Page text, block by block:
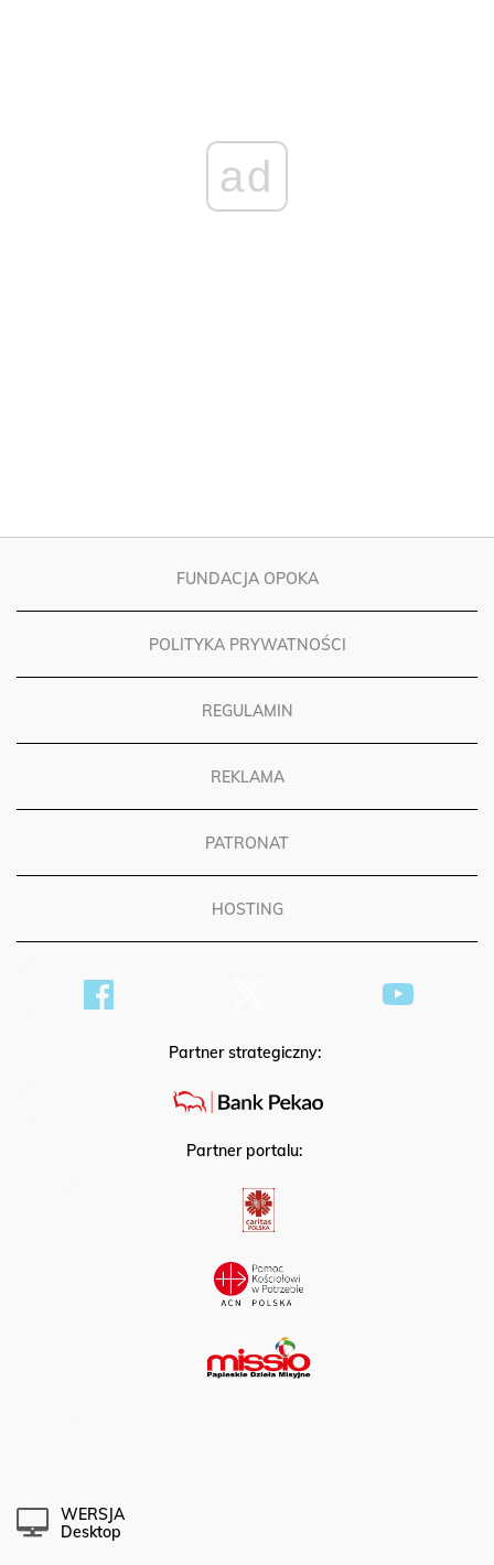
FUNDACJA OPOKA
POLITYKA PRYWATNOŚCI
REGULAMIN
REKLAMA
PATRONAT
HOSTING
Partner strategiczny:
Partner portalu:
WERSJA
Desktop